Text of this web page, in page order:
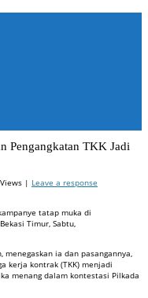
Pengangkatan TKK Jadi
| Leave a response
tatap muka di
Timur, Sabtu,
menegaskan ia dan pasangannya,
kerja kontrak (TKK) menjadi
menang dalam kontestasi Pilkada